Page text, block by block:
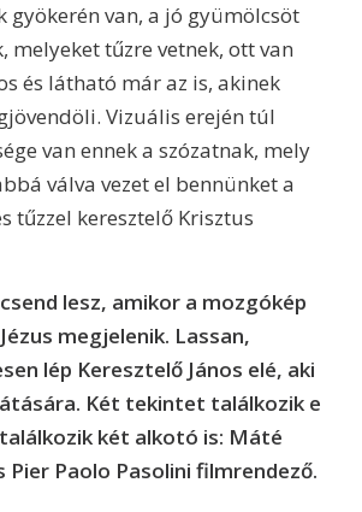
gyökerén van, a jó gyümölcsöt
melyeket tűzre vetnek, ott van
és látható már az is, akinek
Vizuális erején túl
van ennek a szózatnak, mely
válva vezet el bennünket a
tűzzel keresztelő Krisztus
lesz, amikor a mozgókép
megjelenik. Lassan,
lép Keresztelő János elé, aki
Két tekintet találkozik e
két alkotó is: Máté
Pier Paolo Pasolini filmrendező.